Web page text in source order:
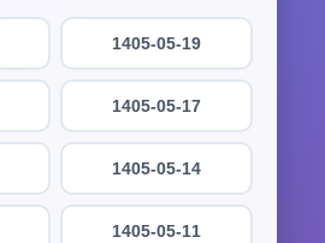
1405-05-19
1405-05-17
1405-05-14
1405-05-11